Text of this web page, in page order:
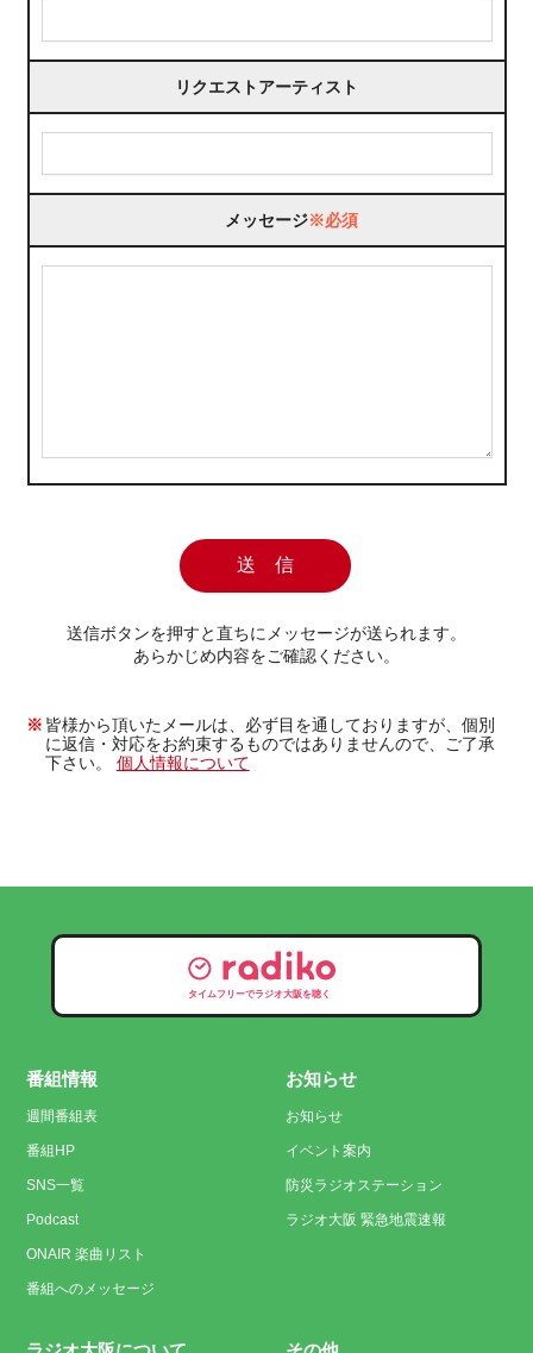
リクエストアーティスト
メッセージ※必須
送信ボタンを押すと直ちにメッセージが送られます。
あらかじめ内容をご確認ください。
皆様から頂いたメールは、必ず目を通しておりますが、個別
に返信・対応をお約束するものではありませんので、ご了承
下さい。 個人情報について
タイムフリーでラジオ大阪を聴く
番組情報
週間番組表
番組HP
SNS一覧
Podcast
ONAIR 楽曲リスト
番組へのメッセージ
お知らせ
お知らせ
イベント案内
防災ラジオステーション
ラジオ大阪 緊急地震速報